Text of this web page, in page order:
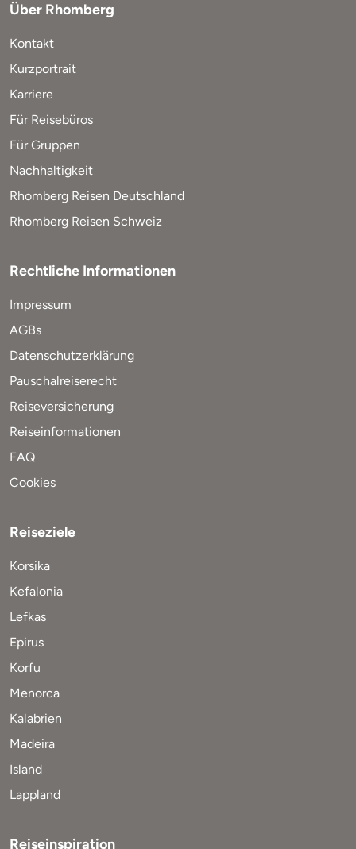
Über Rhomberg
Kontakt
Kurzportrait
Karriere
Für Reisebüros
Für Gruppen
Nachhaltigkeit
Rhomberg Reisen Deutschland
Rhomberg Reisen Schweiz
Rechtliche Informationen
Impressum
AGBs
Datenschutzerklärung
Pauschalreiserecht
Reiseversicherung
Reiseinformationen
FAQ
Cookies
Reiseziele
Korsika
Kefalonia
Lefkas
Epirus
Korfu
Menorca
Kalabrien
Madeira
Island
Lappland
Reiseinspiration